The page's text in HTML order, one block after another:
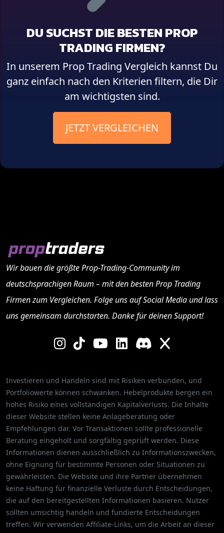
DU SUCHST DIE BESTEN PROP
TRADING FIRMEN?
In unserem Prop Trading Vergleich kannst Du
ganz einfach nach den Kriterien filtern, die Dir
am wichtigsten sind.
JETZT VERGLEICHEN
Wir bauen die größte Prop-Trading-Community im
deutschsprachigen Raum – mit den bestenProp Trading
Firmenzum Vergleichen. Folge uns auf Social Media und lass
uns gemeinsam durchstarten. Danke für deinen Support!
Investieren und Handeln sind mit Risiken verbunden, und
Portfoliowerte können schwanken. Hebelprodukte bergen ein
hohes Risiko eines vollständigen Kapitalverlusts. Die Inhalte
dieser Website stellen keine Anlageberatung oder
Empfehlungen dar. Vor Transaktionen sollte professionelle
Beratung eingeholt und sorgfältig geprüft werden. Diese
Informationen dienen ausschließlich zu Informationszwecken,
ohne Eignung für bestimmte Personen oder Situationen zu
gewährleisten. Die Website und ihre Partner übernehmen
keine Haftung für finanzielle Verluste durch Entscheidungen,
die auf den bereitgestellten Informationen basieren. Nutzer
sollten umsichtig handeln und fundierte Entscheidungen
treffen. Wir verwenden Affiliate-Links, um die Arbeit an dieser